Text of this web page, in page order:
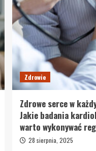
Zdrowie
Zdrowe serce w
Jakie badania
warto wykonywać
28 sierpnia, 2025